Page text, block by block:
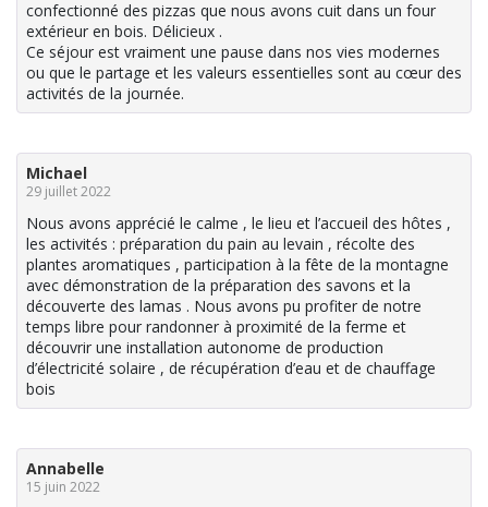
confectionné des pizzas que nous avons cuit dans un four
extérieur en bois. Délicieux .
Ce séjour est vraiment une pause dans nos vies modernes
ou que le partage et les valeurs essentielles sont au cœur des
activités de la journée.
Michael
29 juillet 2022
Nous avons apprécié le calme , le lieu et l’accueil des hôtes ,
les activités : préparation du pain au levain , récolte des
plantes aromatiques , participation à la fête de la montagne
avec démonstration de la préparation des savons et la
découverte des lamas . Nous avons pu profiter de notre
temps libre pour randonner à proximité de la ferme et
découvrir une installation autonome de production
d’électricité solaire , de récupération d’eau et de chauffage
bois
Annabelle
15 juin 2022